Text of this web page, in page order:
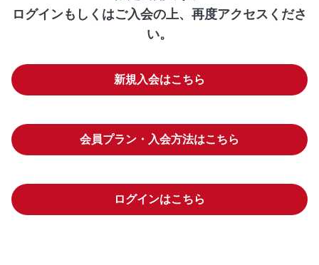
ログインもしくはご入会の上、再度アクセスくださ
い。
新規入会はこちら
会員プラン・入会方法はこちら
ログインはこちら